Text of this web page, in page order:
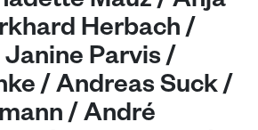
Herbach /
Parvis /
/ Andreas Suck/
/ André